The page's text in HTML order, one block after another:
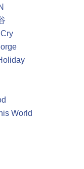
World